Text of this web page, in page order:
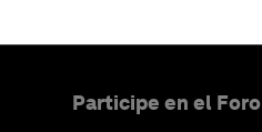
Participe en el Foro